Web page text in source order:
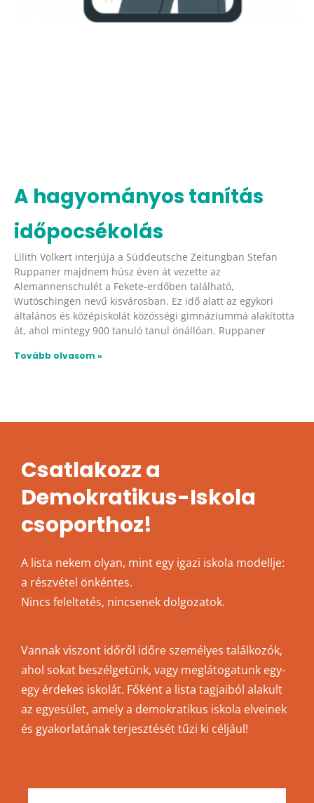
A hagyományos tanítás
időpocsékolás
Lilith Volkert interjúja a Süddeutsche Zeitungban Stefan
Ruppaner majdnem húsz éven át vezette az
Alemannenschulét a Fekete-erdőben található,
Wutöschingen nevű kisvárosban. Ez idő alatt az egykori
általános és középiskolát közösségi gimnáziummá alakította
át, ahol mintegy 900 tanuló tanul önállóan. Ruppaner
Tovább olvasom »
Csatlakozz a
Demokratikus-Iskola
csoporthoz!
A lista nekem olyan, mint egy igazi iskola modellje:
a részvétel önkéntes.
Nincs feleltetés, nincsenek dolgozatok.
Vannak viszont időről időre személyes találkozók,
ahol sokat beszélgetünk, vagy meglátogatunk egy-
egy érdekes iskolát. Főként a lista tagjaiból alakult
az egyesület, amely a demokratikus iskola elveinek
és gyakorlatának terjesztését tűzi ki céljául!